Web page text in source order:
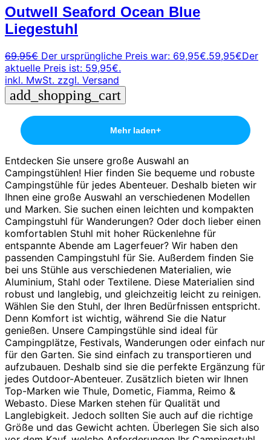
Outwell Seaford Ocean Blue
Liegestuhl
69,95€ Der ursprüngliche Preis war: 69,95€.59,95€Der
aktuelle Preis ist: 59,95€.
inkl. MwSt. zzgl. Versand
add_shopping_cart
Mehr laden+
Entdecken Sie unsere große Auswahl an
Campingstühlen! Hier finden Sie bequeme und robuste
Campingstühle für jedes Abenteuer. Deshalb bieten wir
Ihnen eine große Auswahl an verschiedenen Modellen
und Marken. Sie suchen einen leichten und kompakten
Campingstuhl für Wanderungen? Oder doch lieber einen
komfortablen Stuhl mit hoher Rückenlehne für
entspannte Abende am Lagerfeuer? Wir haben den
passenden Campingstuhl für Sie. Außerdem finden Sie
bei uns Stühle aus verschiedenen Materialien, wie
Aluminium, Stahl oder Textilene. Diese Materialien sind
robust und langlebig, und gleichzeitig leicht zu reinigen.
Wählen Sie den Stuhl, der Ihren Bedürfnissen entspricht.
Denn Komfort ist wichtig, während Sie die Natur
genießen. Unsere Campingstühle sind ideal für
Campingplätze, Festivals, Wanderungen oder einfach nur
für den Garten. Sie sind einfach zu transportieren und
aufzubauen. Deshalb sind sie die perfekte Ergänzung für
jedes Outdoor-Abenteuer. Zusätzlich bieten wir Ihnen
Top-Marken wie Thule, Dometic, Fiamma, Reimo &
Webasto. Diese Marken stehen für Qualität und
Langlebigkeit. Jedoch sollten Sie auch auf die richtige
Größe und das Gewicht achten. Überlegen Sie sich also